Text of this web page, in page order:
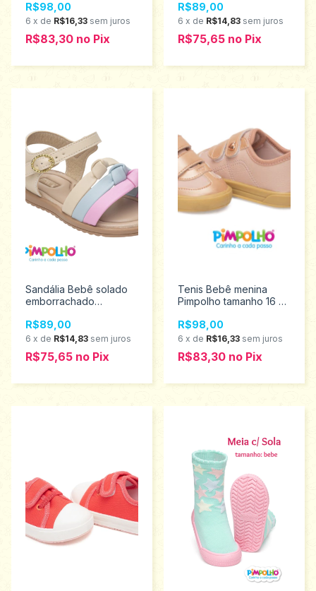
0120181
R$98,00
6 x de R$16,33 sem juros
R$83,30 no Pix
21 0120406
R$89,00
6 x de R$14,83 sem juros
R$75,65 no Pix
Sandália Bebê solado
emborrachado
21 0120575
R$89,00
6 x de R$14,83 sem juros
R$75,65 no Pix
Tenis Bebê menina
Pimpolho tamanho 16 ao
R$98,00
6 x de R$16,33 sem juros
R$83,30 no Pix